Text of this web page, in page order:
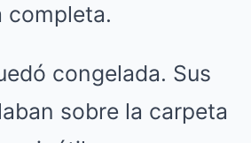
completa.
congelada. Sus
sobre la carpeta